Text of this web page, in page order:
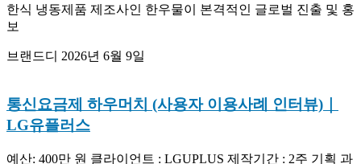
한식 냉동제품 제조사인 한우물이 본격적인 글로벌 진출 및 홍
보
브랜드디 2026년 6월 9일
통신요금제 하우머치 (사용자 이용사례 인터뷰)｜
LG유플러스
예산: 400만 원 클라이언트 : LGUPLUS 제작기간 : 2주 기획 과